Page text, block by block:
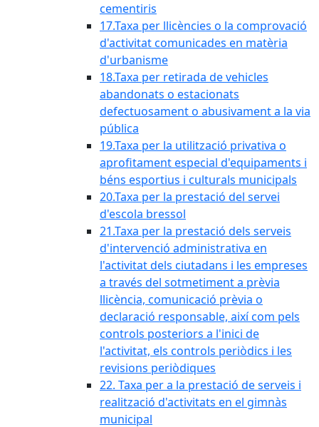
cementiris
17.Taxa per llicències o la comprovació
d'activitat comunicades en matèria
d'urbanisme
18.Taxa per retirada de vehicles
abandonats o estacionats
defectuosament o abusivament a la via
pública
19.Taxa per la utilització privativa o
aprofitament especial d'equipaments i
béns esportius i culturals municipals
20.Taxa per la prestació del servei
d'escola bressol
21.Taxa per la prestació dels serveis
d'intervenció administrativa en
l'activitat dels ciutadans i les empreses
a través del sotmetiment a prèvia
llicència, comunicació prèvia o
declaració responsable, així com pels
controls posteriors a l'inici de
l'activitat, els controls periòdics i les
revisions periòdiques
22. Taxa per a la prestació de serveis i
realització d'activitats en el gimnàs
municipal